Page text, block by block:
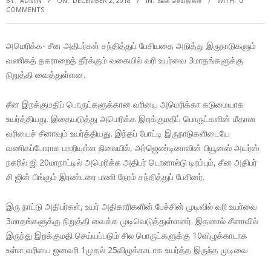
COMMENTS
அமெரிக்க- சீன அதிபர்கள் சந்தித்துப் பேசியதை அடுத்து இருநாடுகளும்
வணிகத் தகராறைத் தீர்க்கும் வகையில் வரி உயர்வை 3மாதங்களுக்கு
நிறுத்தி வைத்துள்ளன.
சீன இறக்குமதிப் பொருட்களுக்கான வரியை அமெரிக்கா கடுமையாக
உயர்த்தியது. இதையடுத்து அமெரிக்க இறக்குமதிப் பொருட்களின் மீதான
வரியைச் சீனாவும் உயர்த்தியது. இந்தப் போட்டி இருநாடுகளிடையே
வணிகப்போராக மாறியுள்ள நிலையில், அர்ஜெண்டினாவின் பியூனஸ் அயர்ஸ்
நகரில் ஜி 20மாநாட்டில் அமெரிக்க அதிபர் டொனால்டு டிரம்பும், சீன அதிபர்
சி ஜின் பிங்கும் இரண்டரை மணி நேரம் சந்தித்துப் பேசினர்.
இரு நாட்டு அதிபர்கள், உயர் அதிகாரிகளின் பேச்சின் முடிவில் வரி உயர்வை
3மாதங்களுக்கு நிறுத்தி வைக்க முடிவெடுத்துள்ளனர். இதனால் சீனாவில்
இருந்து இறக்குமதி செய்யப்படும் சில பொருட்களுக்கு 10விழுக்காடாக
உள்ள வரியை ஜனவரி 1முதல் 25விழுக்காடாக உயர்த்த இருந்த முடிவை